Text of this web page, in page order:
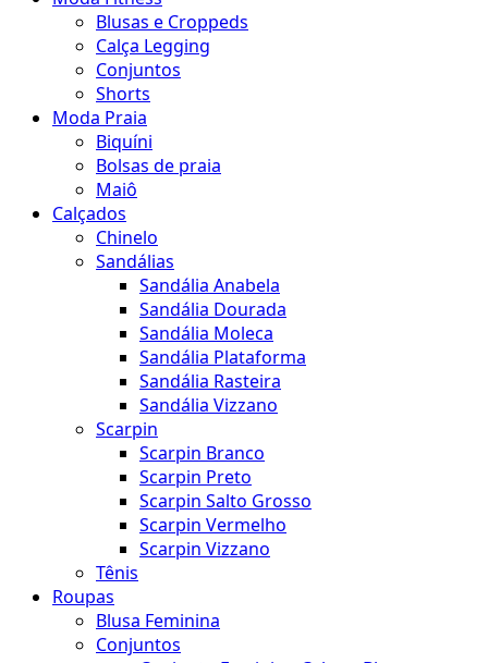
Blusas e Croppeds
Calça Legging
Conjuntos
Shorts
Moda Praia
Biquíni
Bolsas de praia
Maiô
Calçados
Chinelo
Sandálias
Sandália Anabela
Sandália Dourada
Sandália Moleca
Sandália Plataforma
Sandália Rasteira
Sandália Vizzano
Scarpin
Scarpin Branco
Scarpin Preto
Scarpin Salto Grosso
Scarpin Vermelho
Scarpin Vizzano
Tênis
Roupas
Blusa Feminina
Conjuntos